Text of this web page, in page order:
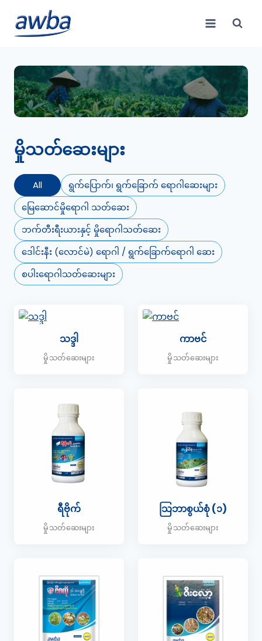
content
မှိုသတ်ဆေးများ
All
ရွက်ပြောက်၊ ရွက်ခြောက် ရောဂါဆေးများ
မြေဆောင်မှိုရောဂါ သတ်ဆေး
ဘက်တီးရီးယားနှင့် မှိုရောဂါသတ်ဆေး
ဒေါင်းနီး (လောင်မဲ) ရောဂါ / ရွက်ခြောက်ရောဂါ ဆေး
စပါးရောဂါသတ်ဆေးများ
သဒ္ဒါ
မှိုသတ်ဆေးများ
ကာဗင်
မှိုသတ်ဆေးများ
ရီဗိုက်
မှိုသတ်ဆေးများ
သြဘာစွယ်စုံ (၁)
မှိုသတ်ဆေးများ